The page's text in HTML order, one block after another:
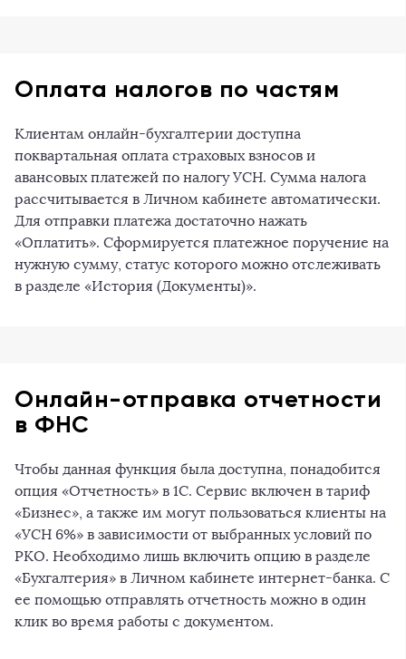
Оплата налогов по частям
Клиентам онлайн-бухгалтерии доступна
поквартальная оплата страховых взносов и
авансовых платежей по налогу УСН. Сумма налога
рассчитывается в Личном кабинете автоматически.
Для отправки платежа достаточно нажать
«Оплатить». Сформируется платежное поручение на
нужную сумму, статус которого можно отслеживать
в разделе «История (Документы)».
Онлайн-отправка отчетности
в ФНС
Чтобы данная функция была доступна, понадобится
опция «Отчетность» в 1С. Сервис включен в тариф
«Бизнес», а также им могут пользоваться клиенты на
«УСН 6%» в зависимости от выбранных условий по
РКО. Необходимо лишь включить опцию в разделе
«Бухгалтерия» в Личном кабинете интернет-банка. С
ее помощью отправлять отчетность можно в один
клик во время работы с документом.